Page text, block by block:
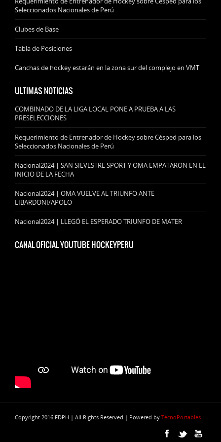
Seleccionados Nacionales de Perú
Clubes de Base
Tabla de Posiciones
Canchas de hockey estarán en la zona sur del complejo en VMT
ULTIMAS NOTICIAS
COMBINADO DE LA LIGA LOCAL PONE A PRUEBA A LAS
PRESELECCIONES
Requerimiento de Entrenador de Hockey sobre Césped para los
Seleccionados Nacionales de Perú
Nacional2024 | SAN SILVESTRE SPORT Y OMA EMPATARON EN EL
INICIO DE LA FECHA
Nacional2024 | OMA VUELVE AL TRIUNFO ANTE
LIBARDONI/APOLO
Nacional2024 | LLEGÓ EL ESPERADO TRIUNFO DE MATER
CANAL OFICIAL YOUTUBE HOCKEYPERU
Copyright 2016 FDPH | All Rights Reserved | Powered by TecnoPortables